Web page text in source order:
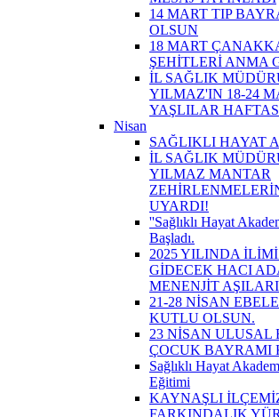
14 MART TIP
OLSUN
18 MART
ŞEHİTLERİ ANMA
İL SAĞLIK
YILMAZ'IN 18-24
YAŞLILAR
Nisan
SAĞLIKLI HAYAT
İL SAĞLIK
YILMAZ MANTAR
UYARDI!
''Sağlıklı Hayat
Başladı.
2025 YILINDA
GİDECEK HACI
MENENJİT
21-28 NİSAN
KUTLU OLSUN.
23 NİSAN ULUSAL
ÇOCUK BAYRAMI
Sağlıklı Hayat
Eğitimi
KAYNAŞLI
FARKINDALIK